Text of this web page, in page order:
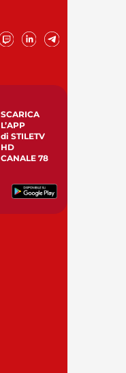
SCARICA
L’APP
di STILETV
HD
CANALE 78